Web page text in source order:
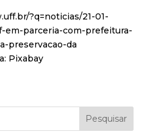
?q=noticias/21-01-
em-parceria-com-prefeitura-
preservacao-da
Pixabay